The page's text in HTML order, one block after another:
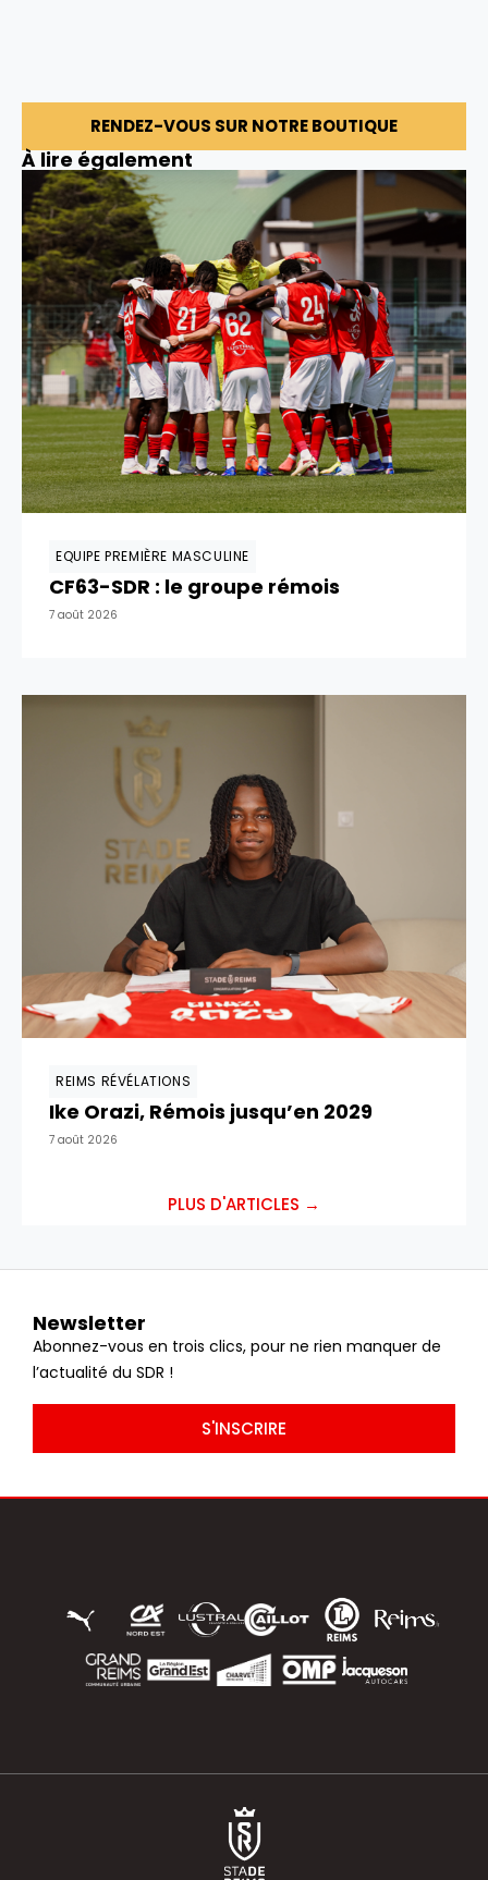
RENDEZ-VOUS SUR NOTRE BOUTIQUE
À lire également
EQUIPE PREMIÈRE MASCULINE
CF63-SDR : le groupe rémois
7 août 2026
REIMS RÉVÉLATIONS
Ike Orazi, Rémois jusqu’en 2029
7 août 2026
PLUS D'ARTICLES →
Newsletter
Abonnez-vous en trois clics, pour ne rien manquer de
l’actualité du SDR !
S'INSCRIRE